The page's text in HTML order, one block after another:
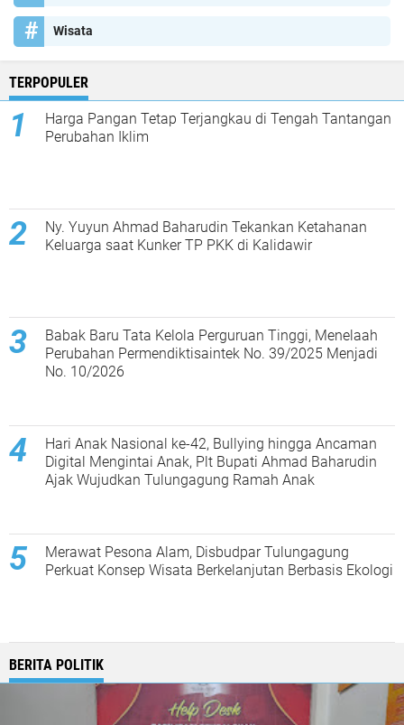
Wisata
TERPOPULER
Harga Pangan Tetap Terjangkau di Tengah Tantangan
Perubahan Iklim
Ny. Yuyun Ahmad Baharudin Tekankan Ketahanan
Keluarga saat Kunker TP PKK di Kalidawir
Babak Baru Tata Kelola Perguruan Tinggi, Menelaah
Perubahan Permendiktisaintek No. 39/2025 Menjadi
No. 10/2026
Hari Anak Nasional ke-42, Bullying hingga Ancaman
Digital Mengintai Anak, Plt Bupati Ahmad Baharudin
Ajak Wujudkan Tulungagung Ramah Anak
Merawat Pesona Alam, Disbudpar Tulungagung
Perkuat Konsep Wisata Berkelanjutan Berbasis Ekologi
BERITA POLITIK